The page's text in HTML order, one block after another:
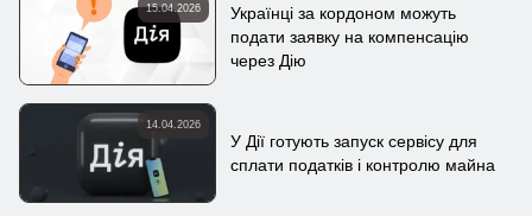
15.04.2026
Українці за кордоном можуть
подати заявку на компенсацію
через Дію
14.04.2026
У Дії готують запуск сервісу для
сплати податків і контролю майна